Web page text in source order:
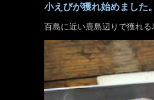
小えびが獲れ始めました。
百島に近い鹿島辺りで獲れ